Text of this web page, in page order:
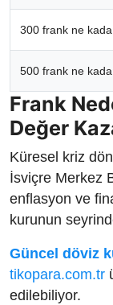
300 frank ne
500 frank ne
Frank
Değer
Küresel kriz
İsviçre Merkez
enflasyon ve
kurunun
Güncel döviz
tikopara.com.tr
edilebiliyor.